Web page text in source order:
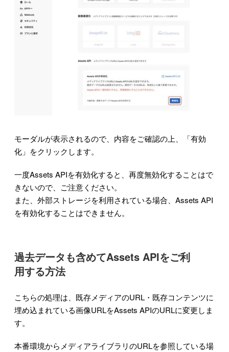
モーダルが表示されるので、内容をご確認の上、「有効
化」をクリックします。
一度Assets APIを有効化すると、再度無効化することはで
きないので、ご注意ください。
また、外部ストレージを利用されている場合、Assets API
を有効化することはできません。
過去データも含めてAssets APIをご利
用する方法
こちらの処理は、既存メディアのURL・既存コンテンツに
埋め込まれている画像URLをAssets APIのURLに変更しま
す。
本番環境からメディアライブラリのURLを参照している場